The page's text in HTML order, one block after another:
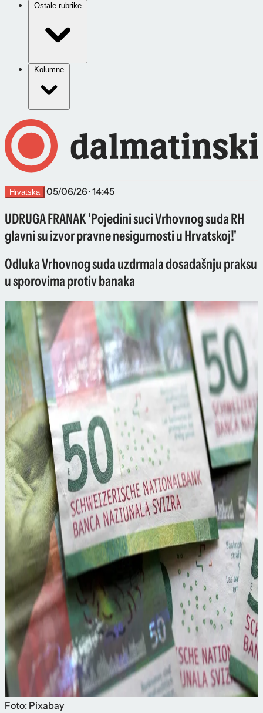
Ostale rubrike
Kolumne
Hrvatska 05/06/26 · 14:45
UDRUGA FRANAK 'Pojedini suci Vrhovnog suda RH
glavni su izvor pravne nesigurnosti u Hrvatskoj!'
Odluka Vrhovnog suda uzdrmala dosadašnju praksu
u sporovima protiv banaka
Foto: Pixabay